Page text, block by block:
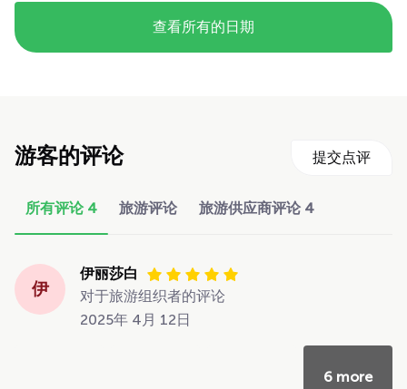
查看所有的日期
游客的评论 提交点评
所有评论 4 旅游评论 旅游供应商评论 4
伊
伊丽莎白
对于旅游组织者的评论
2025年 4月 12日
6 more